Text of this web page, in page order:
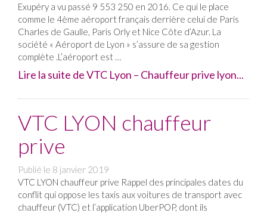
Exupéry a vu passé 9 553 250 en 2016. Ce qui le place
comme le 4ème aéroport français derrière celui de Paris
Charles de Gaulle, Paris Orly et Nice Côte d’Azur. La
société « Aéroport de Lyon » s’assure de sa gestion
complète .L’aéroport est …
Lire la suite de VTC Lyon – Chauffeur prive lyon...
VTC LYON chauffeur
prive
Publié le 8 janvier 2019
VTC LYON chauffeur prive Rappel des principales dates du
conflit qui oppose les taxis aux voitures de transport avec
chauffeur (VTC) et l’application UberPOP, dont ils